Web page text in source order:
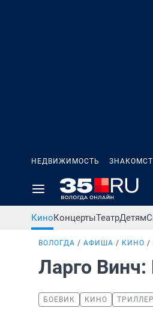
НЕДВИЖИМОСТЬ
КиноКонцертыТеатрДетям
ВОЛОГДА АФИША КИНО
Ларго Винч:
БОЕВИК КИНО ТРИЛЛЕР